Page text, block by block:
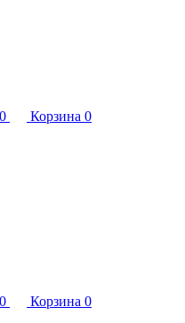
0 Корзина 0
0 Корзина 0